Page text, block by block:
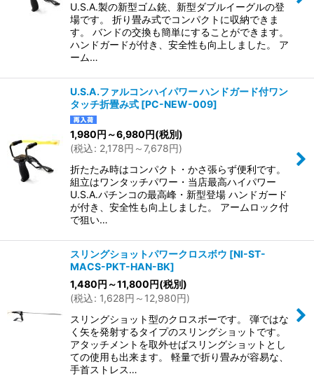
U.S.A.製の新型ゴム銃、新型ダブルイーグルの登
場です。 折り畳み式でコンパクトに収納できま
す。 バンドの交換も簡単にすることができます。
ハンドガードが付き、安全性も向上しました。 ア
ーム…
U.S.A.ファルコンハイパワー ハンドガード付ワン
タッチ折畳み式 [PC-NEW-009]
1,980円 ～6,980円(税別)
(税込: 2,178円 ～7,678円)
折たたみ時はコンパクト・かさ張らず便利です。
組立はワンタッチパワー・当店最高ハイパワー
U.S.A.パチンコの最高峰・新型登場 ハンドガード
が付き、安全性も向上しました。 アームロック付
で狙い…
スリングショットパワークロスボウ [NI-ST-
MACS-PKT-HAN-BK]
1,480円 ～11,800円(税別)
(税込: 1,628円 ～12,980円)
スリングショット型のクロスボーです。 弾ではな
く矢を発射するタイプのスリングショットです。
アタッチメントを取外せばスリングショットとし
ての使用も出来ます。 軽量で折り畳みが容易な、
手首ストレス…